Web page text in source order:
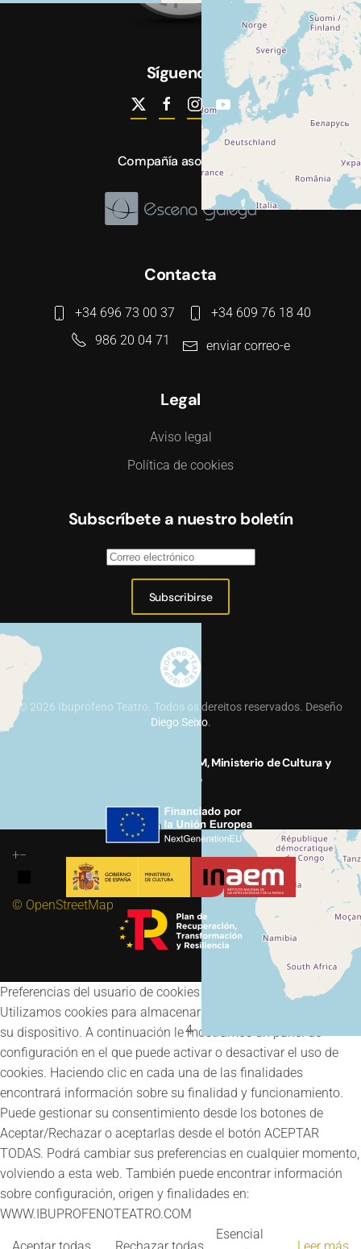
4
30
+−
© OpenStreetMap
Síguenos
Compañía asociada a
Contacta
+34 696 73 00 37
+34 609 76 18 40
986 20 04 71
enviar correo-e
Legal
Aviso legal
Política de cookies
Subscríbete a nuestro boletín
Subscribirse
© 2026 Ibuprofeno Teatro. Todos os dereitos reservados. Deseño
Diego Seixo.
Proyecto financiado por el INAEM, Ministerio de Cultura y
Deporte
Preferencias del usuario de cookies
Utilizamos cookies para almacenar y acceder a información en
su dispositivo. A continuación le mostramos un panel de
configuración en el que puede activar o desactivar el uso de
cookies. Haciendo clic en cada una de las finalidades
encontrará información sobre su finalidad y funcionamiento.
Puede gestionar su consentimiento desde los botones de
Aceptar/Rechazar o aceptarlas desde el botón ACEPTAR
TODAS. Podrá cambiar sus preferencias en cualquier momento,
volviendo a esta web. También puede encontrar información
sobre configuración, origen y finalidades en:
WWW.IBUPROFENOTEATRO.COM
Esencial